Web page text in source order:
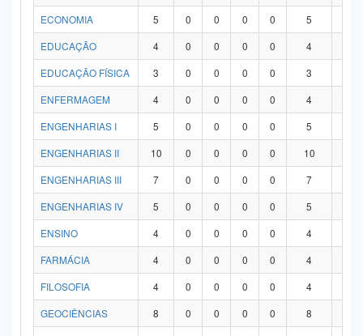
ECONOMIA
5 0 0 0 0 5
EDUCAÇÃO
4 0 0 0 0 4
EDUCAÇÃO FÍSICA
3 0 0 0 0 3
ENFERMAGEM
4 0 0 0 0 4
ENGENHARIAS I
5 0 0 0 0 5
ENGENHARIAS II
10 0 0 0 0 10
ENGENHARIAS III
7 0 0 0 0 7
ENGENHARIAS IV
5 0 0 0 0 5
ENSINO
4 0 0 0 0 4
FARMÁCIA
4 0 0 0 0 4
FILOSOFIA
4 0 0 0 0 4
GEOCIÊNCIAS
8 0 0 0 0 8